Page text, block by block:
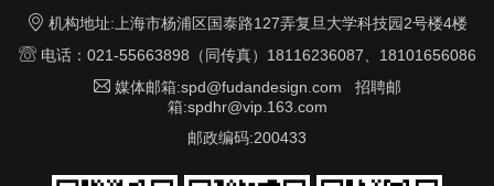
 机构地址:上海市杨浦区国泰路127弄复旦大学科技园2号楼4楼
电话：021-55663898（同传真）18116236087、18101656086
 媒体邮箱:spd@fudandesign.com 招聘邮
箱:spdhr@vip.163.com
邮政编码:200433